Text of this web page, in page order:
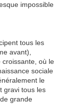
impossible
tous les
avant),
où le
sociale
le
gravi tous les
grande